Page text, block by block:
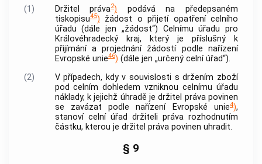
(1) Držitel práva2) podává na předepsaném
tiskopisu45) žádost o přijetí opatření celního
úřadu (dále jen „žádost“) Celnímu úřadu pro
Královéhradecký kraj, který je příslušný k
přijímání a projednání žádostí podle nařízení
Evropské unie46) (dále jen „určený celní úřad“).
(2)
V případech, kdy v souvislosti s držením zboží
pod celním dohledem vzniknou celnímu úřadu
náklady, k jejichž úhradě je držitel práva povinen
se zavázat podle nařízení Evropské unie4),
stanoví celní úřad držiteli práva rozhodnutím
částku, kterou je držitel práva povinen uhradit.
§ 9